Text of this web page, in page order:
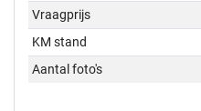
Vraagprijs
KM stand
Aantal foto's